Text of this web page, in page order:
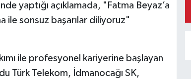
yaptığı açıklamada, "Fatma Beyaz’a
ile sonsuz başarılar diliyoruz"
ile profesyonel kariyerine başlayan
Türk Telekom, İdmanocağı SK,